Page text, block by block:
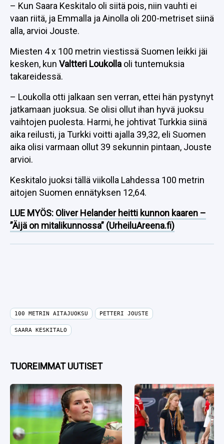
– Kun Saara Keskitalo oli siitä pois, niin vauhti ei
vaan riitä, ja Emmalla ja Ainolla oli 200-metriset siinä
alla, arvioi Jouste.
Miesten 4 x 100 metrin viestissä Suomen leikki jäi
kesken, kun Valtteri Loukolla oli tuntemuksia
takareidessä.
– Loukolla otti jalkaan sen verran, ettei hän pystynyt
jatkamaan juoksua. Se olisi ollut ihan hyvä juoksu
vaihtojen puolesta. Harmi, he johtivat Turkkia siinä
aika reilusti, ja Turkki voitti ajalla 39,32, eli Suomen
aika olisi varmaan ollut 39 sekunnin pintaan, Jouste
arvioi.
Keskitalo juoksi tällä viikolla Lahdessa 100 metrin
aitojen Suomen ennätyksen 12,64.
LUE MYÖS: Oliver Helander heitti kunnon kaaren –
”Äijä on mitalikunnossa” (UrheiluAreena.fi)
100 METRIN AITAJUOKSU PETTERI JOUSTE
SAARA KESKITALO
TUOREIMMAT UUTISET